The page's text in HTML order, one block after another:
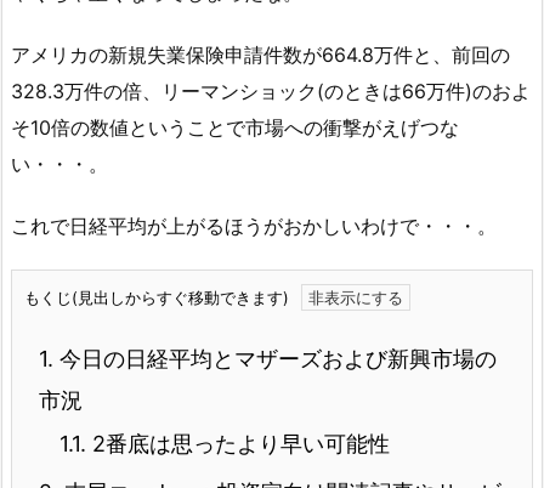
アメリカの新規失業保険申請件数が664.8万件と、前回の
328.3万件の倍、リーマンショック(のときは66万件)のおよ
そ10倍の数値ということで市場への衝撃がえげつな
い・・・。
これで日経平均が上がるほうがおかしいわけで・・・。
もくじ(見出しからすぐ移動できます)
1. 今日の日経平均とマザーズおよび新興市場の
市況
1.1. 2番底は思ったより早い可能性